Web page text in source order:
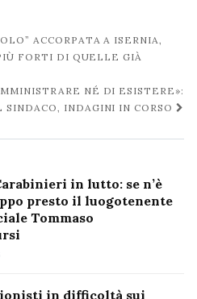
ACCORPATA A ISERNIA,
FORTI DI QUELLE GIÀ
NÉ DI ESISTERE»:
SINDACO, INDAGINI IN CORSO
in lutto: se n’è
presto il luogotenente
Tommaso
in difficoltà sui